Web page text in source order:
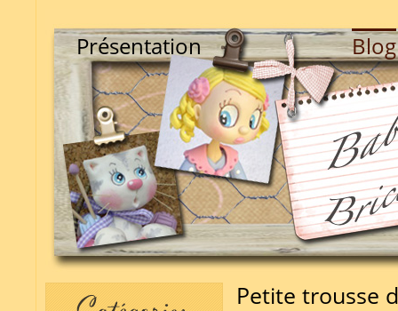
Présentation Blog
Petite trousse